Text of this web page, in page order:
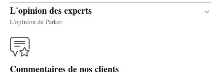
L'opinion des experts
L'opinion de Parker
Traduire
Commentaires de nos clients